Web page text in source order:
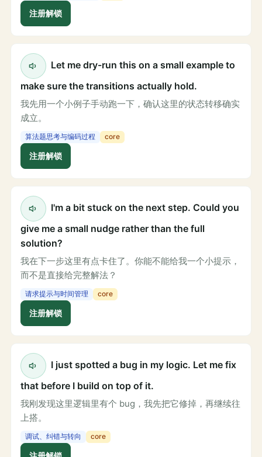
注册解锁
Let me dry-run this on a small example to
make sure the transitions actually hold.
我先用一个小例子手动跑一下，确认这里的状态转移确实
成立。
算法题思考与编码过程 core
注册解锁
I'm a bit stuck on the next step. Could you
give me a small nudge rather than the full
solution?
我在下一步这里有点卡住了。你能不能给我一个小提示，
而不是直接给完整解法？
请求提示与时间管理 core
注册解锁
I just spotted a bug in my logic. Let me fix
that before I build on top of it.
我刚发现这里逻辑里有个 bug，我先把它修掉，再继续往
上搭。
调试、纠错与转向 core